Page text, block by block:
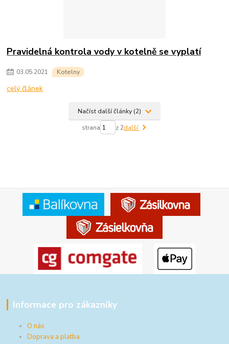
Pravidelná kontrola vody v kotelně se vyplatí
03.05.2021 Kotelny
celý článek
Načíst další články (2)
strana z 2další
Informace pro zákazníky
O nás
Doprava a platba